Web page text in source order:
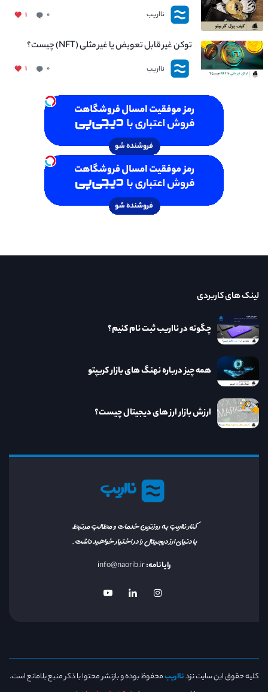
نااریب ۰ ۱
توکن غیر قابل تعویض یا غیر مثلی (NFT) چیست؟
نااریب ۰ ۱
نااریب
کنار نااریب به روزترین خدمات و مطالب مرتبط
با دنیای ارز دیجیتال را در اختیار خواهید داشت.
رایانامه:info@naorib.ir
لینک های کاربردی
چگونه در نااریب ثبت نام کنیم؟
همه چیز درباره نهنگ های بازار کریپتو
ارزش بازار ارز های دیجیتال چیست؟
کلیه حقوق این سایت نزدنااریبمحفوظ بوده و بازنشر محتوا با ذکر منبع بلامانع است.